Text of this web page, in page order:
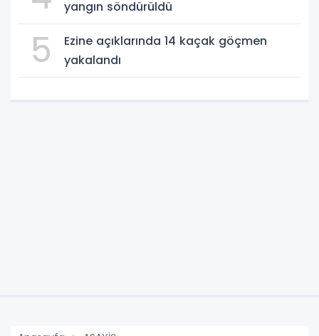
yangın söndürüldü
5
Ezine açıklarında 14 kaçak göçmen
yakalandı